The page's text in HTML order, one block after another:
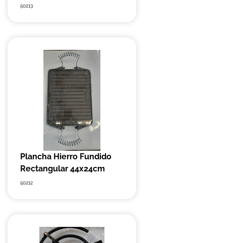
50213
Plancha Hierro Fundido
Rectangular 44x24cm
50212